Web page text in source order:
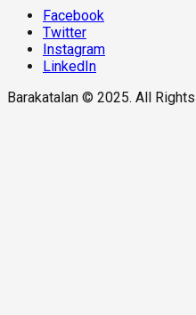
Facebook
Twitter
Instagram
LinkedIn
Barakatalan © 2025. All